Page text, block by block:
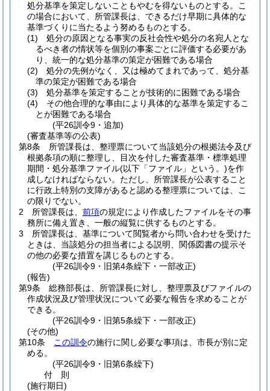
処分基準を策定しないこともやむを得ないものとする。
こ
の場合において、所管課長は、できるだけ早期に具体的な
基準づくりに当たるよう努めるものとする。
(1)
処分の原因となる事実の反社会性や処分の名宛人とな
るべき者の情状等を個別の事案ごとに評価する必要があ
り、統一的な処分基準の策定が困難である場合
(2)
処分の先例がなく、又は極めてまれであって、処分基
準の策定が困難である場合
(3)
処分基準を策定することが技術的に困難である場合
(4)
その他合理的な事由により具体的な基準を策定するこ
とが困難である場合
(平26訓令9・追加)
(審査基準等の公表)
第8条
所管課長は、整理票について当該処分の根拠法令及び
根拠条項の順に整理し、目次を付した審査基準・標準処理
期間・処分基準ファイル(以下「ファイル」という。)を作
成しなければならない。 ただし、所管課長が公表すること
に行政上特別の支障があると認める整理票については、こ
の限りでない。
2
所管課長は、 前項の規定により作成したファイルをその事
務所に備え置き、一般の縦覧に供するものとする。
3
所管課長は、基準について閲覧者から問い合わせを受けた
ときは、当該処分の担当者による説明、関係図書の提示そ
の他の必要な措置を講じるものとする。
(平26訓令9・旧第4条繰下・一部改正)
(報告)
第9条
総務部長は、所管課長に対し、整理票及びファイルの
作成状況及び管理状況について必要な報告を求めることが
できる。
(平26訓令9・旧第5条繰下・一部改正)
(その他)
第10条
この訓令の施行に関し必要な事項は、市長が別に定
める。
(平26訓令9・旧第6条繰下)
付 則
(施行期日)